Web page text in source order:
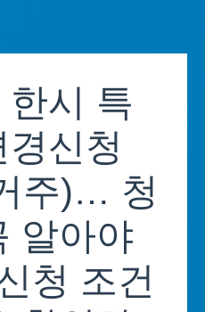
시 특
신청
주)… 청
알아야
청 조건